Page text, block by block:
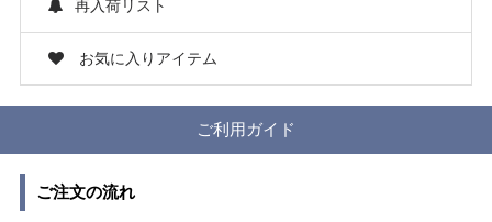
再入荷リスト
お気に入りアイテム
ご利用ガイド
ご注文の流れ